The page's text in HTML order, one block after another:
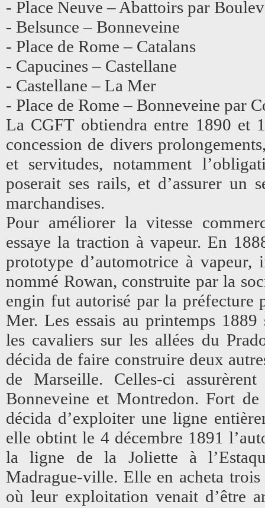
- Place Neuve – Abattoirs par
- Belsunce – Bonneveine
- Place de Rome – Catalans
- Capucines – Castellane
- Castellane – La Mer
- Place de Rome – Bonneveine par
La CGFT obtiendra entre 1890 et
concession de divers
et servitudes, notamment
poserait ses rails, et d’assurer un
marchandises.
Pour améliorer la vitesse
essaye la traction à vapeur. En
prototype d’automotrice à vapeur,
nommé Rowan, construite par la
engin fut autorisé par la préfecture
Mer. Les essais au printemps
les cavaliers sur les allées du
décida de faire construire deux
de Marseille. Celles-ci
Bonneveine et Montredon. Fort
décida d’exploiter une ligne
elle obtint le 4 décembre 1891
la ligne de la Joliette à
Madrague-ville. Elle en acheta
où leur exploitation venait d’être